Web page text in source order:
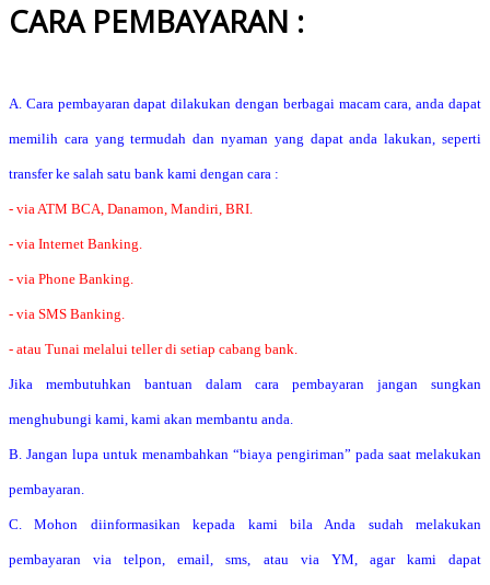
CARA PEMBAYARAN :
A. Cara pembayaran dapat dilakukan dengan berbagai macam cara, anda dapat
memilih cara yang termudah dan nyaman yang dapat anda lakukan, seperti
transfer ke salah satu bank kami dengan cara :
- via ATM BCA, Danamon, Mandiri, BRI.
- via Internet Banking.
- via Phone Banking.
- via SMS Banking.
- atau Tunai melalui teller di setiap cabang bank.
Jika membutuhkan bantuan dalam cara pembayaran jangan sungkan
menghubungi kami, kami akan membantu anda.
B. Jangan lupa untuk menambahkan “biaya pengiriman” pada saat melakukan
pembayaran.
C. Mohon diinformasikan kepada kami bila Anda sudah melakukan
pembayaran via telpon, email, sms, atau via YM, agar kami dapat